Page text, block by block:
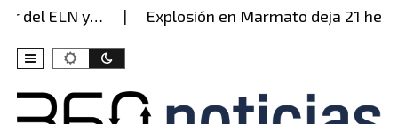
del ELN y… Explosión en Marmato deja 21